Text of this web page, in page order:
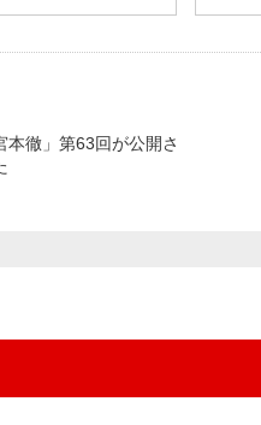
本徹」第63回が公開さ